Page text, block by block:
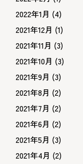
2022年1月 (4)
2021年12月 (1)
2021年11月 (3)
2021年10月 (3)
2021年9月 (3)
2021年8月 (2)
2021年7月 (2)
2021年6月 (2)
2021年5月 (3)
2021年4月 (2)